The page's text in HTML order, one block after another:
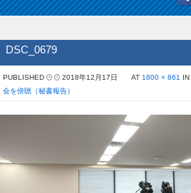
Skip to content
DSC_0679
PUBLISHED 2018年12月17日 AT 1800 × 861 IN
会を傍聴（秘書報告）